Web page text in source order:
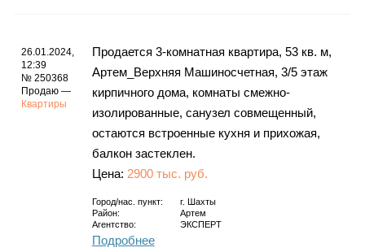
26.01.2024,
12:39
№ 250368
Продаю —
Квартиры
Продается 3-комнатная квартира, 53 кв. м,
Артем_Верхняя Машиносчетная, 3/5 этаж
кирпичного дома, комнаты смежно-
изолированные, санузел совмещенный,
остаются встроенные кухня и прихожая,
балкон застеклен.
Цена: 2900 тыс. руб.
Город/нас. пункт: г.
Шахты
Район:
Артем
Агентство:
ЭКСПЕРТ
Подробнее